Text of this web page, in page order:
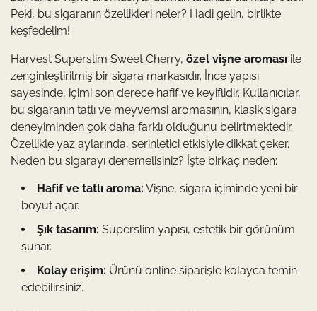
Peki, bu sigaranın özellikleri neler? Hadi gelin, birlikte
keşfedelim!
Harvest Superslim Sweet Cherry, özel vişne aroması ile
zenginleştirilmiş bir sigara markasıdır. İnce yapısı
sayesinde, içimi son derece hafif ve keyiflidir. Kullanıcılar,
bu sigaranın tatlı ve meyvemsi aromasının, klasik sigara
deneyiminden çok daha farklı olduğunu belirtmektedir.
Özellikle yaz aylarında, serinletici etkisiyle dikkat çeker.
Neden bu sigarayı denemelisiniz? İşte birkaç neden:
Hafif ve tatlı aroma: Vişne, sigara içiminde yeni bir
boyut açar.
Şık tasarım: Superslim yapısı, estetik bir görünüm
sunar.
Kolay erişim: Ürünü online siparişle kolayca temin
edebilirsiniz.